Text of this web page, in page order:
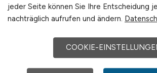
Durchsetzungsvermögen
Kommunikationsfähigkeit
Benefits
jeder Seite können Sie Ihre Entscheidung
nachträglich aufrufen und ändern.
COOKIE-